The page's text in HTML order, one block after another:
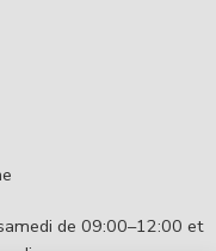
de 09:00–12:00 et